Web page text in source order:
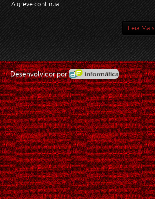
A greve continua
Leia Mais
Desenvolvidor por